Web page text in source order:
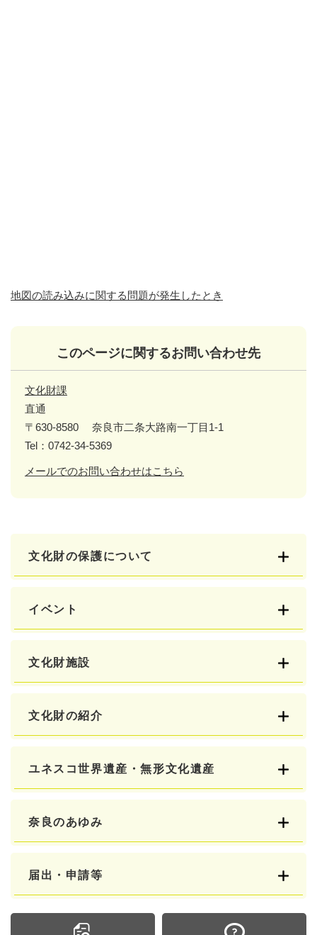
地図の読み込みに関する問題が発生したとき
このページに関するお問い合わせ先
文化財課
直通
〒630-8580
奈良市二条大路南一丁目1-1
Tel：0742-34-5369
メールでのお問い合わせはこちら
文化財の保護について
イベント
文化財施設
文化財の紹介
ユネスコ世界遺産・無形文化遺産
奈良のあゆみ
届出・申請等